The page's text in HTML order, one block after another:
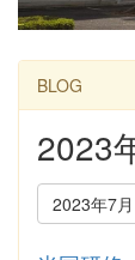
BLOG
2023
2023年7月